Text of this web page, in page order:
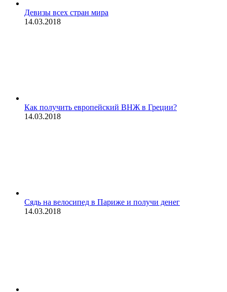
Девизы всех стран мира
14.03.2018
Как получить европейский ВНЖ в Греции?
14.03.2018
Сядь на велосипед в Париже и получи денег
14.03.2018